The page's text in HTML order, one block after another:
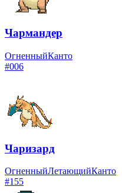
Чармандер
ОгненныйКанто
#006
Чаризард
ОгненныйЛетающийКанто
#155